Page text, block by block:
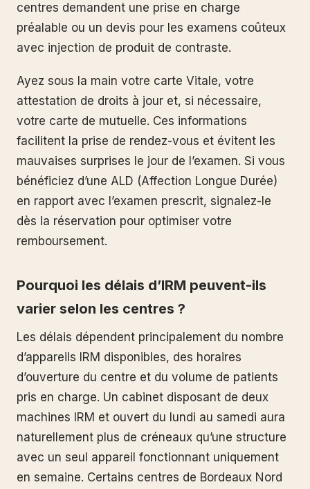
centres demandent une prise en charge
préalable ou un devis pour les examens coûteux
avec injection de produit de contraste.
Ayez sous la main votre carte Vitale, votre
attestation de droits à jour et, si nécessaire,
votre carte de mutuelle. Ces informations
facilitent la prise de rendez-vous et évitent les
mauvaises surprises le jour de l’examen. Si vous
bénéficiez d’une ALD (Affection Longue Durée)
en rapport avec l’examen prescrit, signalez-le
dès la réservation pour optimiser votre
remboursement.
Pourquoi les délais d’IRM peuvent-ils
varier selon les centres ?
Les délais dépendent principalement du nombre
d’appareils IRM disponibles, des horaires
d’ouverture du centre et du volume de patients
pris en charge. Un cabinet disposant de deux
machines IRM et ouvert du lundi au samedi aura
naturellement plus de créneaux qu’une structure
avec un seul appareil fonctionnant uniquement
en semaine. Certains centres de Bordeaux Nord